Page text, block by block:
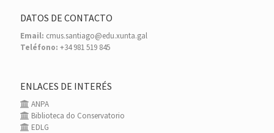
DATOS DE CONTACTO
Email: cmus.santiago@edu.xunta.gal
Teléfono: +34 981 519 845
ENLACES DE INTERÉS
ANPA
Biblioteca do Conservatorio
EDLG